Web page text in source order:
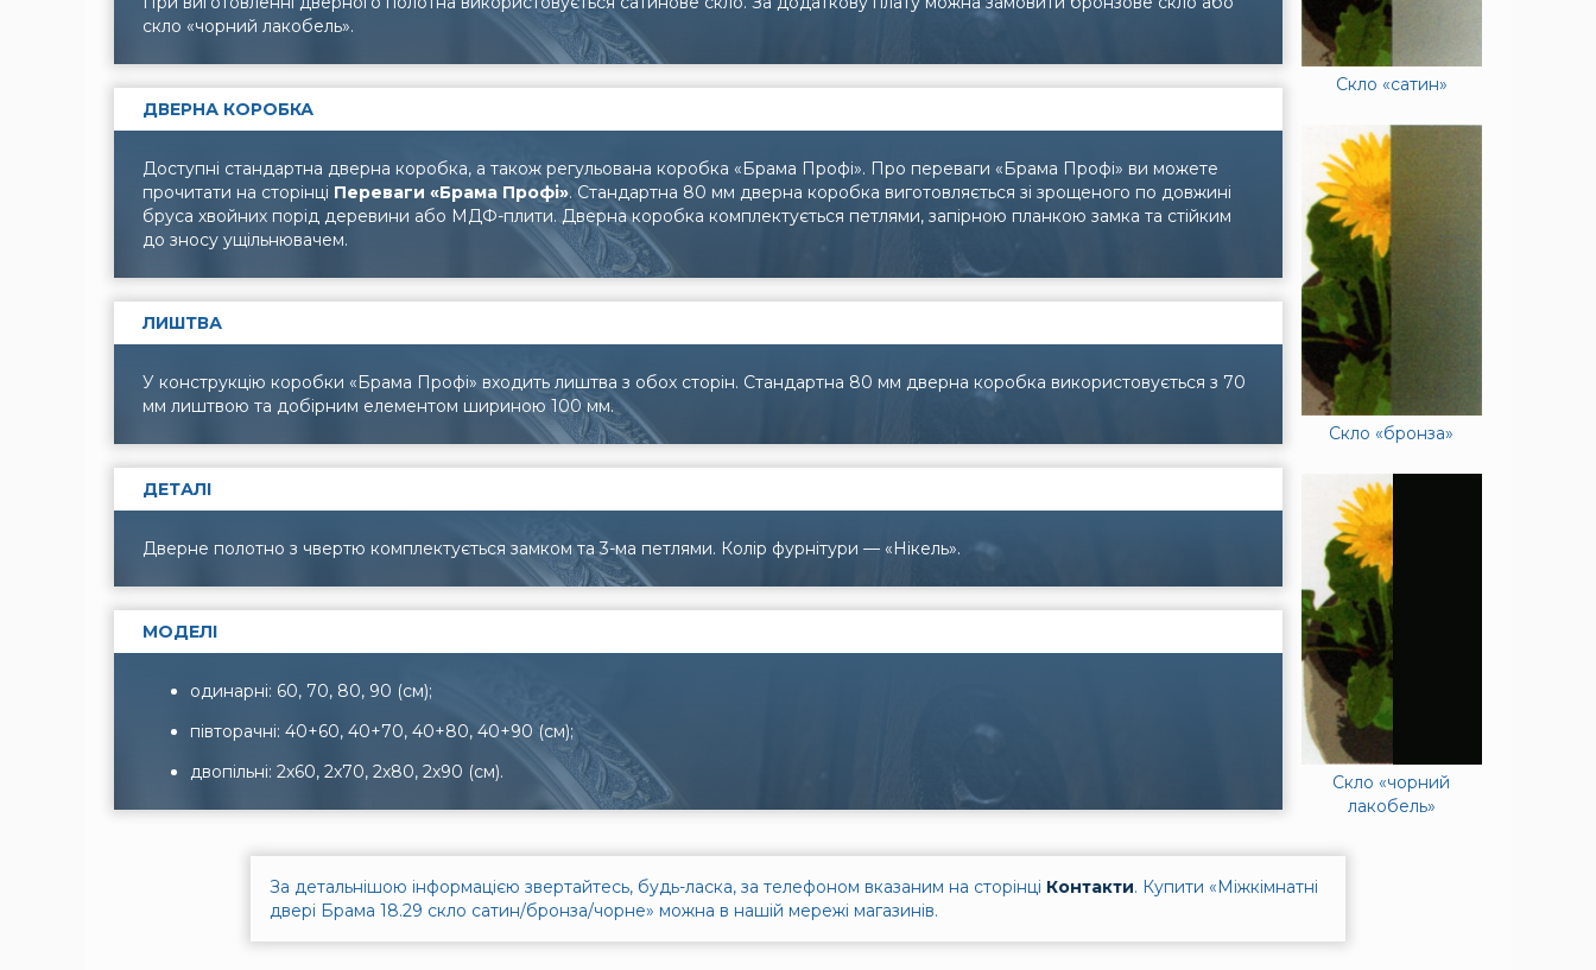
скло «чорний лакобель».
ДВЕРНА КОРОБКА
Доступні стандартна дверна коробка, а також регульована коробка «Брама Профі». Про переваги «Брама Профі» ви можете
прочитати на сторінці Переваги «Брама Профі». Стандартна 80 мм дверна коробка виготовляється зі зрощеного по довжині
бруса хвойних порід деревини або МДФ-плити. Дверна коробка комплектується петлями, запірною планкою замка та стійким
до зносу ущільнювачем.
ЛИШТВА
У конструкцію коробки «Брама Профі» входить лиштва з обох сторін. Стандартна 80 мм дверна коробка використовується з 70
мм лиштвою та добірним елементом шириною 100 мм.
ДЕТАЛІ
Дверне полотно з чвертю комплектується замком та 3-ма петлями. Колір фурнітури — «Нікель».
МОДЕЛІ
одинарні: 60, 70, 80, 90 (см);
півторачні: 40+60, 40+70, 40+80, 40+90 (см);
двопільні: 2x60, 2x70, 2x80, 2x90 (см).
Скло «сатин»
Скло «бронза»
Скло «чорний
лакобель»
За детальнішою інформацією звертайтесь, будь-ласка, за телефоном вказаним на сторінці Контакти. Купити «Міжкімнатні
двері Брама 18.29 скло сатин/бронза/чорне» можна в нашій мережі магазинів.